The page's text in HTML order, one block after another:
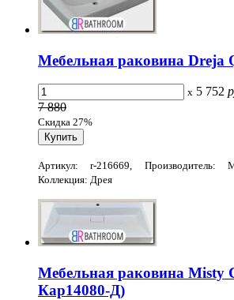
Мебельная раковина Dreja
x 5 752
7 880
Скидка 27%
Артикул: r-216669, Производитель:
Коллекция: Дрея
Мебельная раковина Misty
Кар14080-Д)